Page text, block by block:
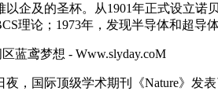
企及的圣杯。从1901年正式设立
论；1973年，发现半导体和超导
，国际顶级学术期刊《Nature》